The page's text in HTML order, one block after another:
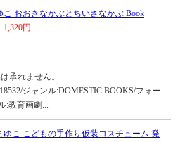
こ おおきなかぶとちいさなかぶ Book
円
承れません。
ジャンル:DOMESTIC BOOKS/フォー
:教育画劇...
ゆこ こどもの手作り仮装コスチューム 発